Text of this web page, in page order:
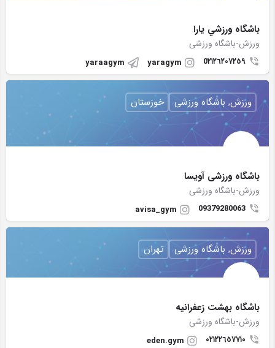
باشگاه ورزشي يارا
ورزش-باشگاه ورزشی
0٢١٢٦٢٠٧٢٥٩ yaragym
yaraagym
باشگاه ورزشی آویسا
ورزش-باشگاه ورزشی
09379280063
avisa_gym
ورزش, باشگاه ورزشی خوزستان
باشگاه بهشت زعفرانيه
ورزش-باشگاه ورزشی
٠۲١٢٢٦٥٧٧١٠
eden.gym
ورزش, باشگاه ورزشی تهران